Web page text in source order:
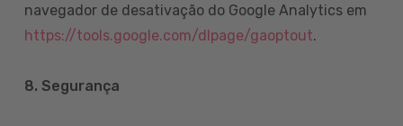
navegador de desativação do Google Analytics em
https://tools.google.com/dlpage/gaoptout.
8. Segurança